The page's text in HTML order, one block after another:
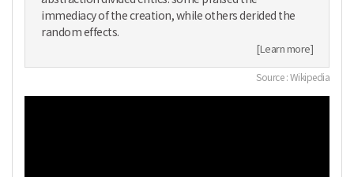
immediacy of the creation, while others derided the
random effects.
[Learn more]
Source : Wikipedia